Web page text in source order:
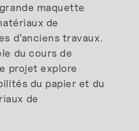
maquette
de
d’anciens travaux.
du cours de
projet explore
du papier et du
de